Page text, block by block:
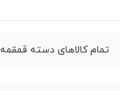
تمام کالاهای دسته قمقمه